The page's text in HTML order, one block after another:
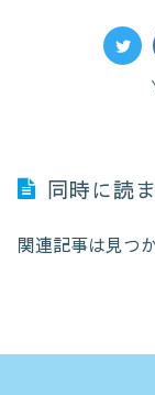
同時に読
関連記事は見つ